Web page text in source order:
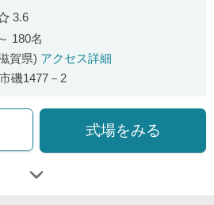
口コミ評価
3.6
180名
賀県) アクセス詳細
磯1477－2
式場をみる